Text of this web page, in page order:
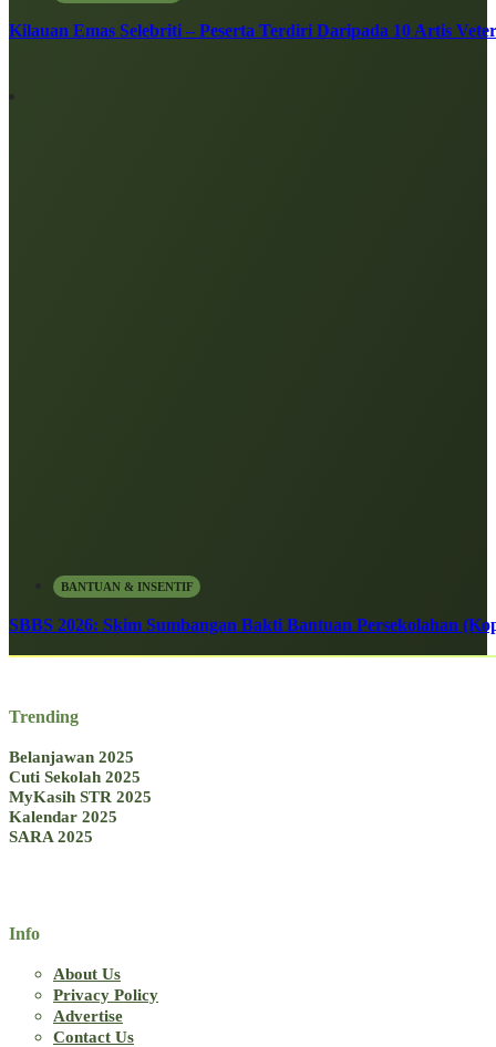
Kilauan Emas Selebriti – Peserta Terdiri Daripada 10 Artis
BANTUAN & INSENTIF
SBBS 2026: Skim Sumbangan Bakti Bantuan Persekolahan
Trending
Belanjawan 2025
Cuti Sekolah 2025
MyKasih STR 2025
Kalendar 2025
SARA 2025
Info
About Us
Privacy Policy
Advertise
Contact Us